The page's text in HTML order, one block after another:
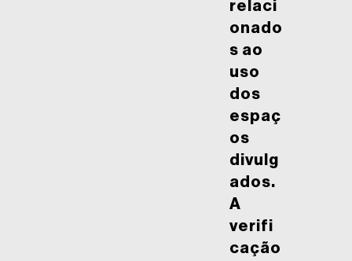
relaci
onado
s ao
uso
dos
espaç
os
divulg
ados.
A
verifi
cação